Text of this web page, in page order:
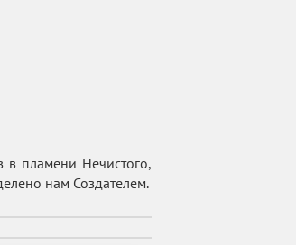
пламени Нечистого,
нам Создателем.